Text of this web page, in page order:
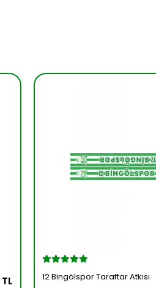
12 Bingölspor Taraftar Atkısı